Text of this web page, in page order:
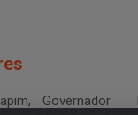
Governador